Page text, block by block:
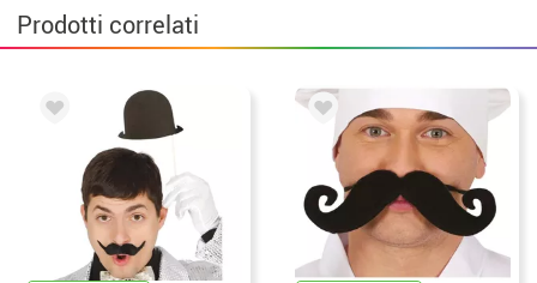
Prodotti correlati